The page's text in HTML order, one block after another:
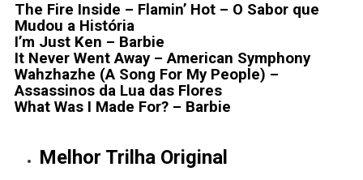
The Fire Inside – Flamin’ Hot – O Sabor que
Mudou a História
I’m Just Ken – Barbie
It Never Went Away – American Symphony
Wahzhazhe (A Song For My People) –
Assassinos da Lua das Flores
What Was I Made For? – Barbie
Melhor Trilha Original